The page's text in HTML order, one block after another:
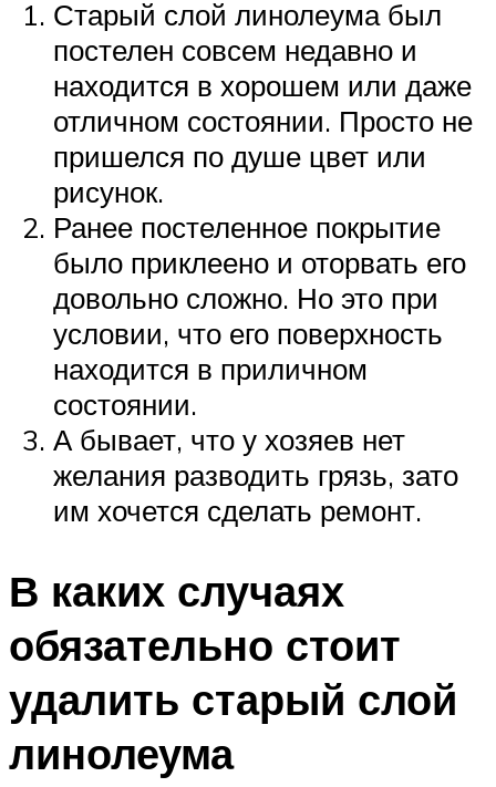
Старый слой линолеума был
постелен совсем недавно и
находится в хорошем или даже
отличном состоянии. Просто не
пришелся по душе цвет или
рисунок.
Ранее постеленное покрытие
было приклеено и оторвать его
довольно сложно. Но это при
условии, что его поверхность
находится в приличном
состоянии.
А бывает, что у хозяев нет
желания разводить грязь, зато
им хочется сделать ремонт.
В каких случаях
обязательно стоит
удалить старый слой
линолеума